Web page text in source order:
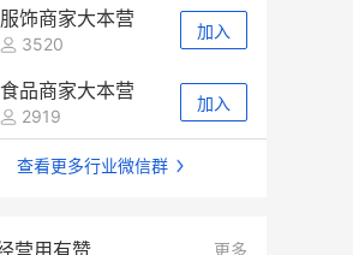
服饰商家大本营
3520
加入
食品商家大本营
2919
加入
查看更多行业微信群
营用有赞 更多